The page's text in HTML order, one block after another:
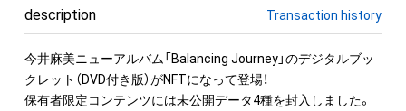
description Transaction history
今井麻美ニューアルバム「Balancing Journey」のデジタルブッ
クレット（DVD付き版）がNFTになって登場！
保有者限定コンテンツには未公開データ4種を封入しました。